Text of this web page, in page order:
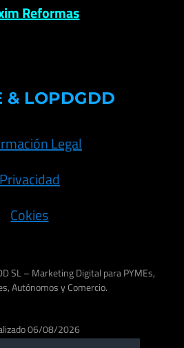
Reformas
& LOPDGDD
Legal
Privacidad
Cokies
SL – Marketing Digital para PYMEs,
Autónomos y Comercio.
06/08/2026